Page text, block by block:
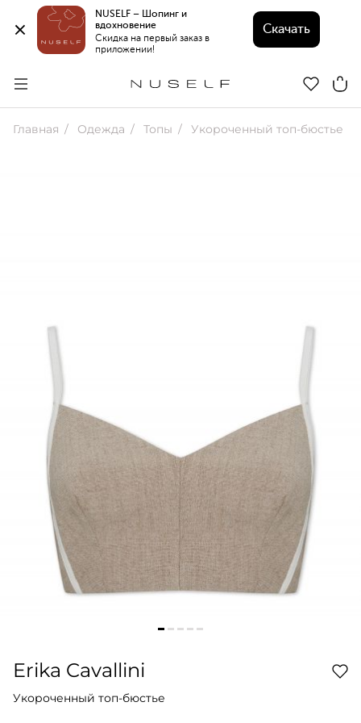
NUSELF – Шопинг и
вдохновение
Скидка на первый заказ в
приложении!
Скачать
Главная Одежда Топы Укороченный топ-бюстье
Erika Cavallini
Укороченный топ-бюстье